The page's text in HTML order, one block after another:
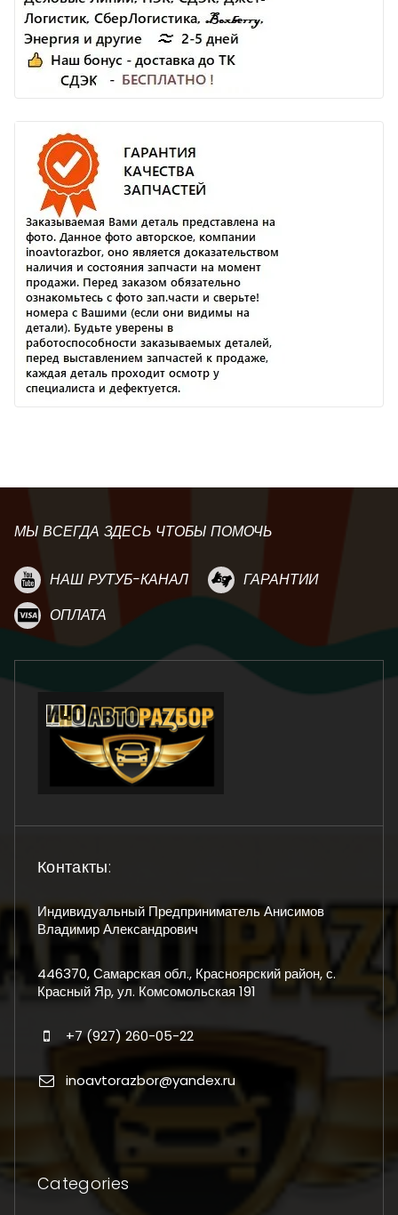
МЫ ВСЕГДА ЗДЕСЬ ЧТОБЫ ПОМОЧЬ
НАШ РУТУБ-КАНАЛ
ГАРАНТИИ
ОПЛАТА
Контакты:
Индивидуальный Предприниматель Анисимов
Владимир Александрович
446370, Самарская обл., Красноярский район, с.
Красный Яр, ул. Комсомольская 191
+7 (927) 260-05-22
inoavtorazbor@yandex.ru
Categories